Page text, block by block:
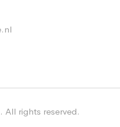
All rights reserved.